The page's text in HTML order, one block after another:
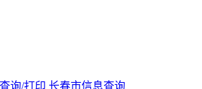
询/打印 长春市信息查询